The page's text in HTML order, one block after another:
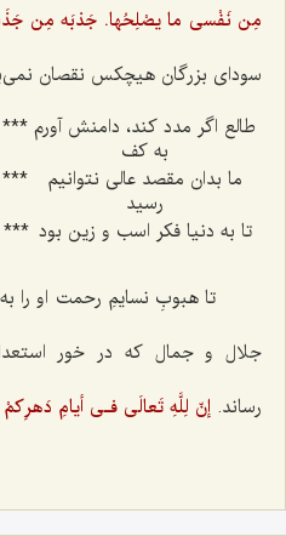
مِن نَفْسی ما یصْلِحُها. جَذبَه مِن
سودای بزرگان هیچكس نقصان
طالع اگر مدد كند، دامنش آورم
به كف
***
ما بدان مقصد عالی نتوانیم
رسید
***
تا به دنیا فكر اسب و زین بود ***
تا هبوبِ نسایمِ رحمت او را
جلال و جمال كه در خور
رساند. إنّ لِلَّهِ تَعالَی فـی أیامِ